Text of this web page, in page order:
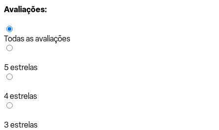
Avaliações:
Todas as avaliações
5 estrelas
4 estrelas
3 estrelas